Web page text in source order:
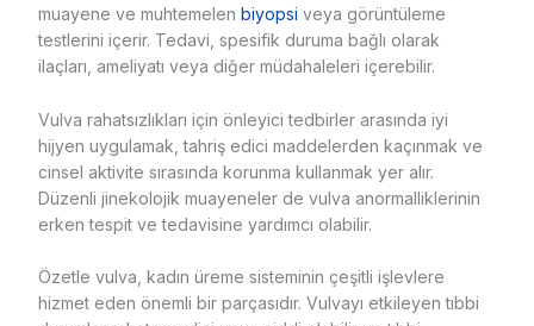
muayene ve muhtemelen biyopsi veya görüntüleme
testlerini içerir. Tedavi, spesifik duruma bağlı olarak
ilaçları, ameliyatı veya diğer müdahaleleri içerebilir.
Vulva rahatsızlıkları için önleyici tedbirler arasında iyi
hijyen uygulamak, tahriş edici maddelerden kaçınmak ve
cinsel aktivite sırasında korunma kullanmak yer alır.
Düzenli jinekolojik muayeneler de vulva anormalliklerinin
erken tespit ve tedavisine yardımcı olabilir.
Özetle vulva, kadın üreme sisteminin çeşitli işlevlere
hizmet eden önemli bir parçasıdır. Vulvayı etkileyen tıbbi